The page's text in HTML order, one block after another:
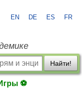
EN DE ES FR
Найти!
⚽